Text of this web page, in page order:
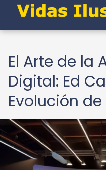
El Arte de la
Digital: Ed
Evolución de